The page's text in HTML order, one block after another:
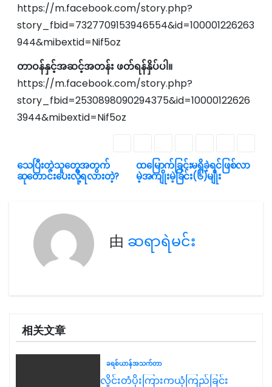
https://m.facebook.com/story.php?
story_fbid=7327709153946554&id=100001226263
944&mibextid=Nif5oz
တာဝန်နှင့်အဆင့်အတန်း ဖတ်ရန်နှိပ်ပါ။
https://m.facebook.com/story.php?
story_fbid=2530898090294375&id=10000122626
3944&mibextid=Nif5oz
文
航
ထမြောက်ခြင်းမရှိခဲ့ရင်ဖြစ်လာ
မဲ့အကျိုးမဲ့ခြင်း(၆)မျိုး
သေပြီးတဲ့သူတွေအတွက်
ဆုတောင်းပေးလို့ရလားတဲ့?
由 ဆရာရဲမင်း
相关文章
ခရစ်ယာန်အသက်တာ
လှိုင်းတံပိုးကြားကယုံကြည်ခြင်း